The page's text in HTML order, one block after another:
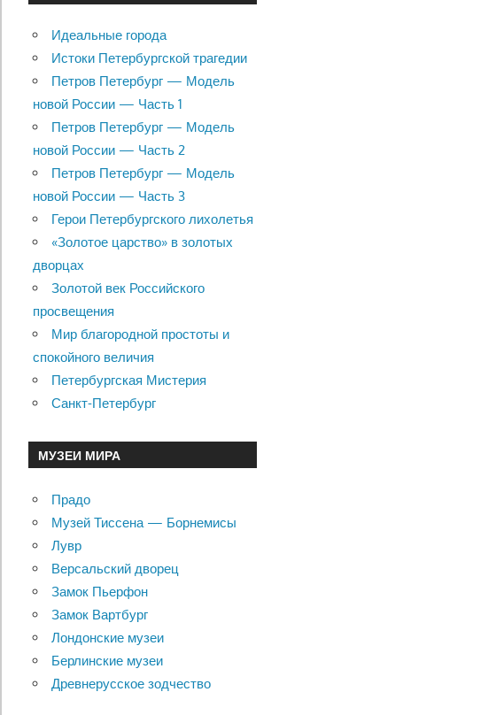
Идеальные города
Истоки Петербургской трагедии
Петров Петербург — Модель
новой России — Часть 1
Петров Петербург — Модель
новой России — Часть 2
Петров Петербург — Модель
новой России — Часть 3
Герои Петербургского лихолетья
«Золотое царство» в золотых
дворцах
Золотой век Российского
просвещения
Мир благородной простоты и
спокойного величия
Петербургская Мистерия
Санкт-Петербург
МУЗЕИ МИРА
Прадо
Музей Тиссена — Борнемисы
Лувр
Версальский дворец
Замок Пьерфон
Замок Вартбург
Лондонские музеи
Берлинские музеи
Древнерусское зодчество